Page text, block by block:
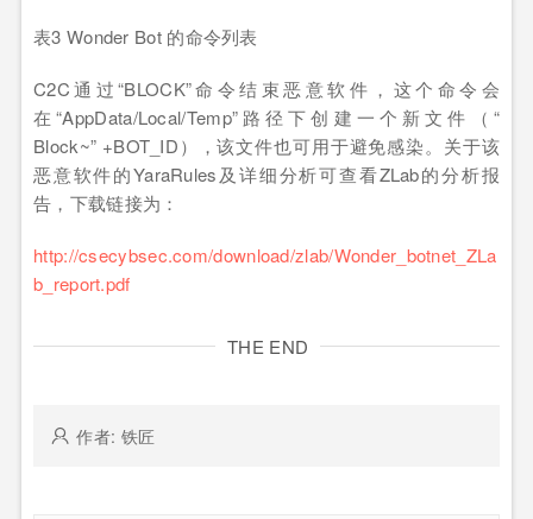
表3 Wonder Bot 的命令列表
C2C通过“BLOCK”命令结束恶意软件，这个命令会
在“AppData/Local/Temp”路径下创建一个新文件（“
Block~” +BOT_ID），该文件也可用于避免感染。关于该
恶意软件的YaraRules及详细分析可查看ZLab的分析报
告，下载链接为：
http://csecybsec.com/download/zlab/Wonder_botnet_ZLa
b_report.pdf
THE END
作者: 铁匠